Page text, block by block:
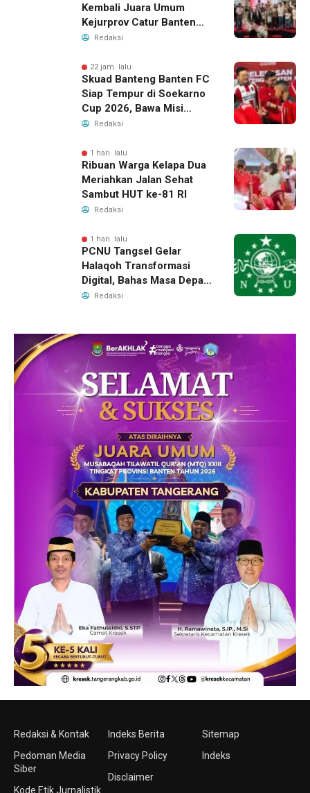
Kembali Juara Umum
Kejurprov Catur Banten
2026, Raih 24 Medali
Redaksi
22 jam lalu
Skuad Banteng Banten FC
Siap Tempur di Soekarno
Cup 2026, Bawa Misi
Harumkan Nama Banten
Redaksi
1 hari lalu
Ribuan Warga Kelapa Dua
Meriahkan Jalan Sehat
Sambut HUT ke-81 RI
Redaksi
1 hari lalu
PCNU Tangsel Gelar
Halaqoh Transformasi
Digital, Bahas Masa Depan
NU di Era Disrupsi
Redaksi
Redaksi & Kontak
Pedoman Media
Siber
Kode Etik Jurnalistik
Indeks Berita
Privacy Policy
Disclaimer
Sitemap
Indeks